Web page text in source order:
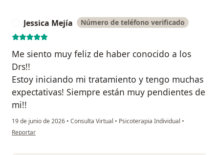
Jessica Mejía Número de teléfono verificado
Me siento muy feliz de haber conocido a los
Drs!!
Estoy iniciando mi tratamiento y tengo muchas
expectativas! Siempre están muy pendientes de
mi!!
19 de junio de 2026 • Consulta Virtual • Psicoterapia Individual •
en opinión del usuario Jessica Mejía
Reportar